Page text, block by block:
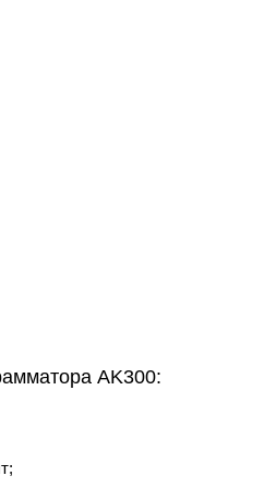
AK300: